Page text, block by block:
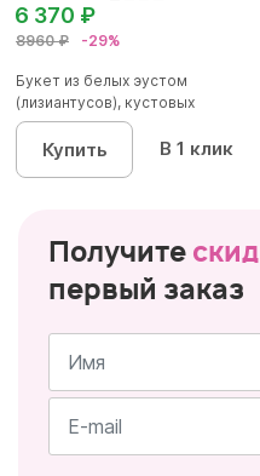
8960 ₽ -29%
6 370 ₽
Букет из белых эустом
(лизиантусов), кустовых
хризантем...
Купить В 1 клик
Получите
первый заказ
Имя